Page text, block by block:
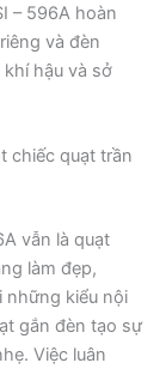
– 596A hoàn
và đèn
hậu và sở
chiếc quạt trần
vẫn là quạt
làm đẹp,
những kiểu nội
gắn đèn tạo sự
Việc luân